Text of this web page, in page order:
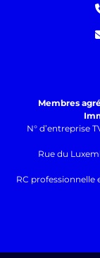
Membres
N° d’entreprise
Rue du
RC